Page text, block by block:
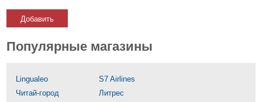
Добавить
Популярные магазины
Lingualeo
S7 Airlines
Читай-город
Литрес